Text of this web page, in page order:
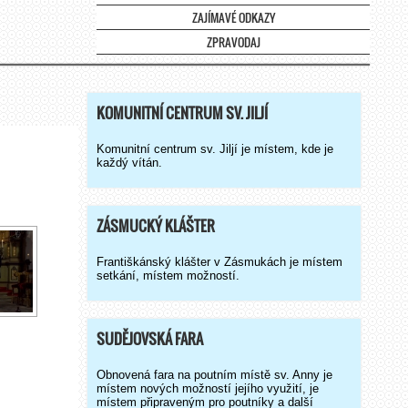
ZAJÍMAVÉ ODKAZY
ZPRAVODAJ
KOMUNITNÍ CENTRUM SV. JILJÍ
Komunitní centrum sv. Jiljí je místem, kde je
každý vítán.
ZÁSMUCKÝ KLÁŠTER
Františkánský klášter v Zásmukách je místem
setkání, místem možností.
SUDĚJOVSKÁ FARA
Obnovená fara na poutním místě sv. Anny je
místem nových možností jejího využití, je
místem připraveným pro poutníky a další